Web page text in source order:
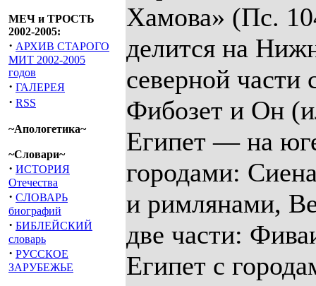
МЕЧ и ТРОСТЬ
2002-2005:
· АРХИВ СТАРОГО
МИТ 2002-2005
годов
· ГАЛЕРЕЯ
· RSS
~Апологетика~
~Словари~
· ИСТОРИЯ
Отечества
· СЛОВАРЬ
биографий
· БИБЛЕЙСКИЙ
словарь
· РУССКОЕ
ЗАРУБЕЖЬЕ